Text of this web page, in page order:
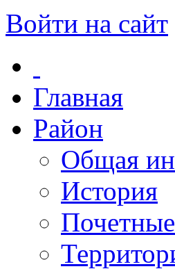
Войти на сайт
Главная
Район
Общая
История